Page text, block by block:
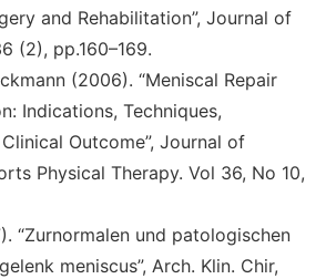
and Rehabilitation”, Journal of
(2), pp.160–169.
(2006). “Meniscal Repair
Indications, Techniques,
Outcome”, Journal of
Physical Therapy. Vol 36, No 10,
“Zurnormalen und patologischen
meniscus”, Arch. Klin. Chir,